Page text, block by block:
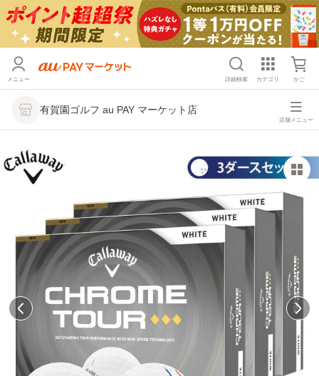
メニュー 詳細検索 カテゴリ かご
有賀園ゴルフ au PAY マーケット店
店舗メニュー